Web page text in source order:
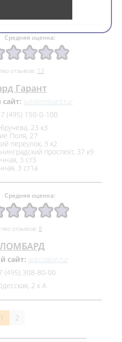
Средняя оценка:
отзывов: 13
Гарант
avtolombard.ru/
(495) 150‒0‒100
23 к3
Поля, 27
переулок, 3 к2
проспект, 37 к9
3 ст3
3 ст1а
Средняя оценка:
отзывов: 8
сайт: autozalog.ru/
(495) 308‒80‒00
2 к A
1 2